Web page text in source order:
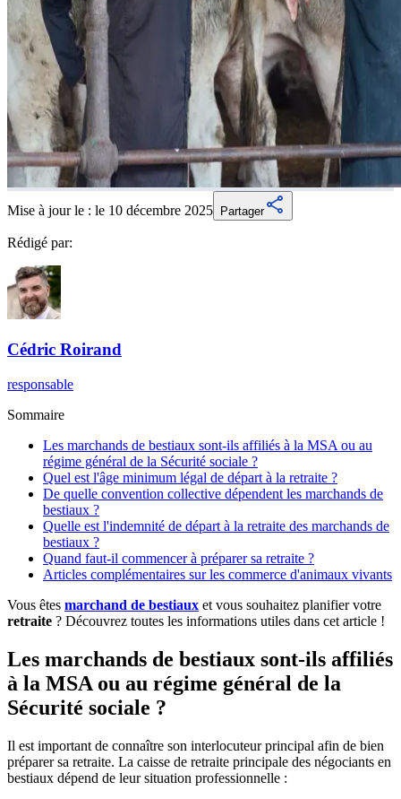
Mise à jour le : le 10 décembre 2025 Partager
Rédigé par:
Cédric Roirand
responsable
Sommaire
Les marchands de bestiaux sont-ils affiliés à la MSA ou au
régime général de la Sécurité sociale ?
Quel est l'âge minimum légal de départ à la retraite ?
De quelle convention collective dépendent les marchands de
bestiaux ?
Quelle est l'indemnité de départ à la retraite des marchands de
bestiaux ?
Quand faut-il commencer à préparer sa retraite ?
Articles complémentaires sur les commerce d'animaux vivants
Vous êtes marchand de bestiaux et vous souhaitez planifier votre
retraite ? Découvrez toutes les informations utiles dans cet article !
Les marchands de bestiaux sont-ils affiliés
à la MSA ou au régime général de la
Sécurité sociale ?
Il est important de connaître son interlocuteur principal afin de bien
préparer sa retraite. La caisse de retraite principale des négociants en
bestiaux dépend de leur situation professionnelle :